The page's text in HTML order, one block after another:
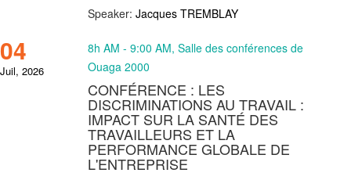
Speaker: Jacques TREMBLAY
04
Juil, 2026
8h AM - 9:00 AM, Salle des conférences de
Ouaga 2000
CONFÉRENCE : LES
DISCRIMINATIONS AU TRAVAIL :
IMPACT SUR LA SANTÉ DES
TRAVAILLEURS ET LA
PERFORMANCE GLOBALE DE
L'ENTREPRISE